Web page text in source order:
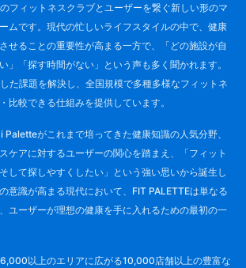
フィットネスクラブとユーザーを繋ぐ新しい形のマ
ムです。現代の忙しいライフスタイルの中で、健康
せることの重要性が高まる一方で、「どの施設が自
」「探す時間がない」という声も多く聞かれます。
た課題を解決し、全国規模で多種多様なフィットネ
比較できる仕組みを提供しています。
がこれまで培ってきた健康知識の人気分野、
ケアに対するユーザーの関心を踏まえ、「フィット
して探しやすくしたい」という強い思いから誕生し
意識が高まる現代において、FIT PALETTEは単なる
ユーザーが理想の健康を手に入れるための最初の一
以上のエリアに広がる10,000店舗以上の豊富な